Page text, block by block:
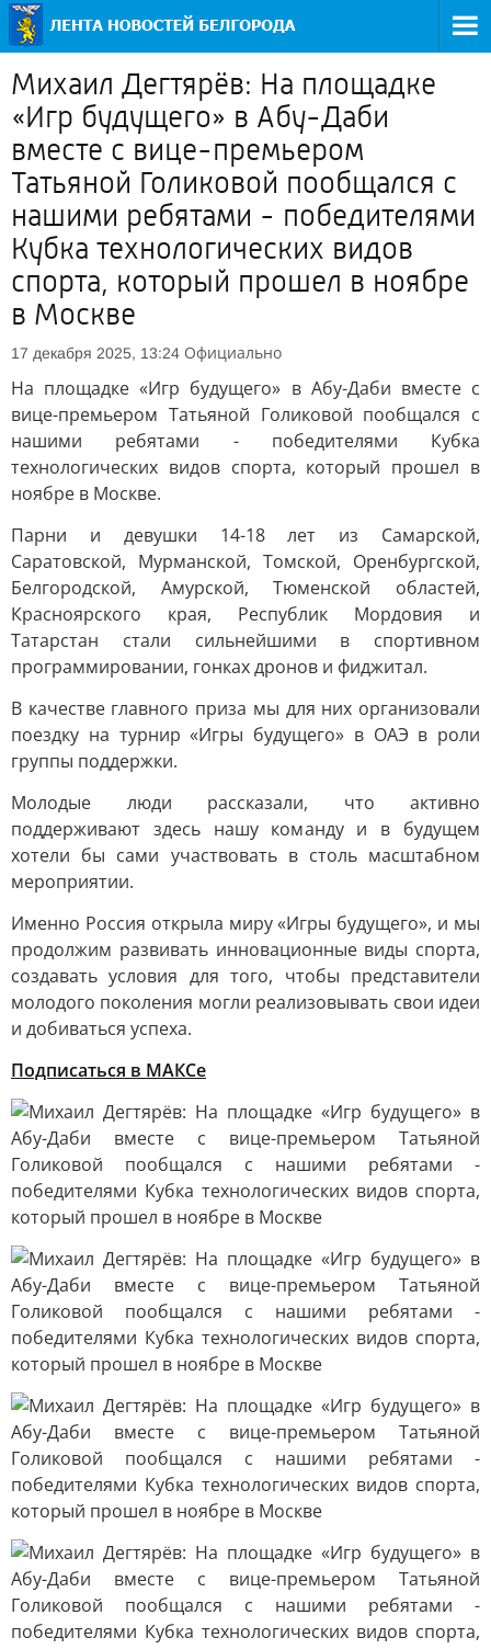
Михаил Дегтярёв: На площадке
«Игр будущего» в Абу-Даби
вместе с вице-премьером
Татьяной Голиковой пообщался с
нашими ребятами - победителями
Кубка технологических видов
спорта, который прошел в ноябре
в Москве
17 декабря 2025, 13:24 Официально
На площадке «Игр будущего» в Абу-Даби вместе с
вице-премьером Татьяной Голиковой пообщался с
нашими ребятами - победителями Кубка
технологических видов спорта, который прошел в
ноябре в Москве.
Парни и девушки 14-18 лет из Самарской,
Саратовской, Мурманской, Томской, Оренбургской,
Белгородской, Амурской, Тюменской областей,
Красноярского края, Республик Мордовия и
Татарстан стали сильнейшими в спортивном
программировании, гонках дронов и фиджитал.
В качестве главного приза мы для них организовали
поездку на турнир «Игры будущего» в ОАЭ в роли
группы поддержки.
Молодые люди рассказали, что активно
поддерживают здесь нашу команду и в будущем
хотели бы сами участвовать в столь масштабном
мероприятии.
Именно Россия открыла миру «Игры будущего», и мы
продолжим развивать инновационные виды спорта,
создавать условия для того, чтобы представители
молодого поколения могли реализовывать свои идеи
и добиваться успеха.
Подписаться в МАКСе